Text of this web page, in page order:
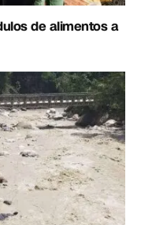
de alimentos a